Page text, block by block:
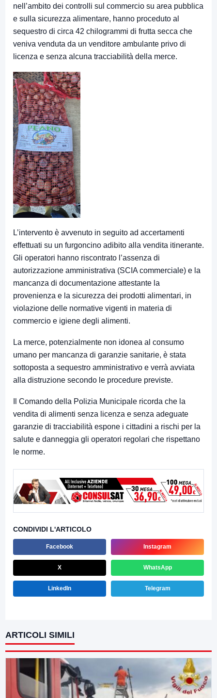
nell’ambito dei controlli sul commercio su area pubblica
e sulla sicurezza alimentare, hanno proceduto al
sequestro di circa 42 chilogrammi di frutta secca che
veniva venduta da un venditore ambulante privo di
licenza e senza alcuna tracciabilità della merce.
L’intervento è avvenuto in seguito ad accertamenti
effettuati su un furgoncino adibito alla vendita itinerante.
Gli operatori hanno riscontrato l’assenza di
autorizzazione amministrativa (SCIA commerciale) e la
mancanza di documentazione attestante la
provenienza e la sicurezza dei prodotti alimentari, in
violazione delle normative vigenti in materia di
commercio e igiene degli alimenti.
La merce, potenzialmente non idonea al consumo
umano per mancanza di garanzie sanitarie, è stata
sottoposta a sequestro amministrativo e verrà avviata
alla distruzione secondo le procedure previste.
Il Comando della Polizia Municipale ricorda che la
vendita di alimenti senza licenza e senza adeguate
garanzie di tracciabilità espone i cittadini a rischi per la
salute e danneggia gli operatori regolari che rispettano
le norme.
CONDIVIDI L'ARTICOLO
Facebook Instagram
X WhatsApp
LinkedIn Telegram
ARTICOLI SIMILI